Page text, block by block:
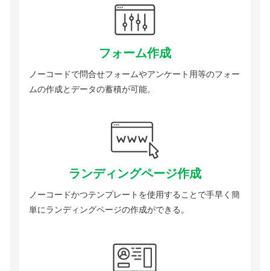
フォーム作成
ノーコードで問合せフォームやアンケート用等のフォー
ムの作成とデータの蓄積が可能。
ランディングページ作成
ノーコードかつテンプレートを使用することで手早く簡
単にランディングページの作成ができる。